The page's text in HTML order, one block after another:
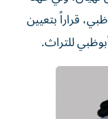
قراراً بتعيين
للتراث.